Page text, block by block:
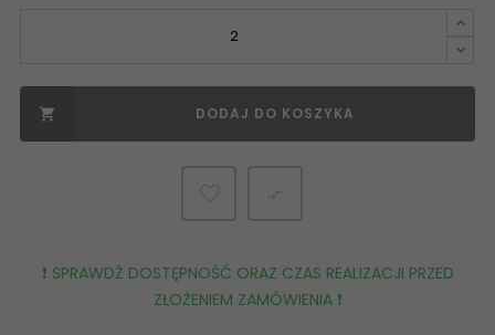
 DODAJ DO KOSZYKA
❗️ SPRAWDŹ DOSTĘPNOŚĆ ORAZ CZAS REALIZACJI PRZED
ZŁOŻENIEM ZAMÓWIENIA ❗️